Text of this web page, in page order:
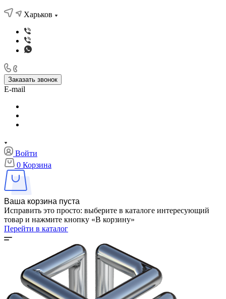
Харьков
Заказать звонок
E-mail
Войти
0 Корзина
Ваша корзина пуста
Исправить это просто: выберите в каталоге интересующий
товар и нажмите кнопку «В корзину»
Перейти в каталог